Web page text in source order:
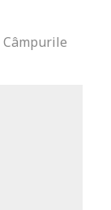
Câmpurile